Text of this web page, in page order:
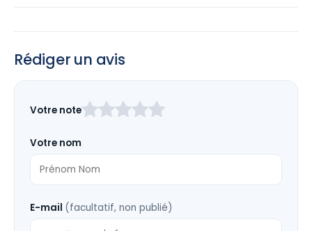
Rédiger un avis
ce
vide
Votre note
Votre nom
E-mail (facultatif, non publié)